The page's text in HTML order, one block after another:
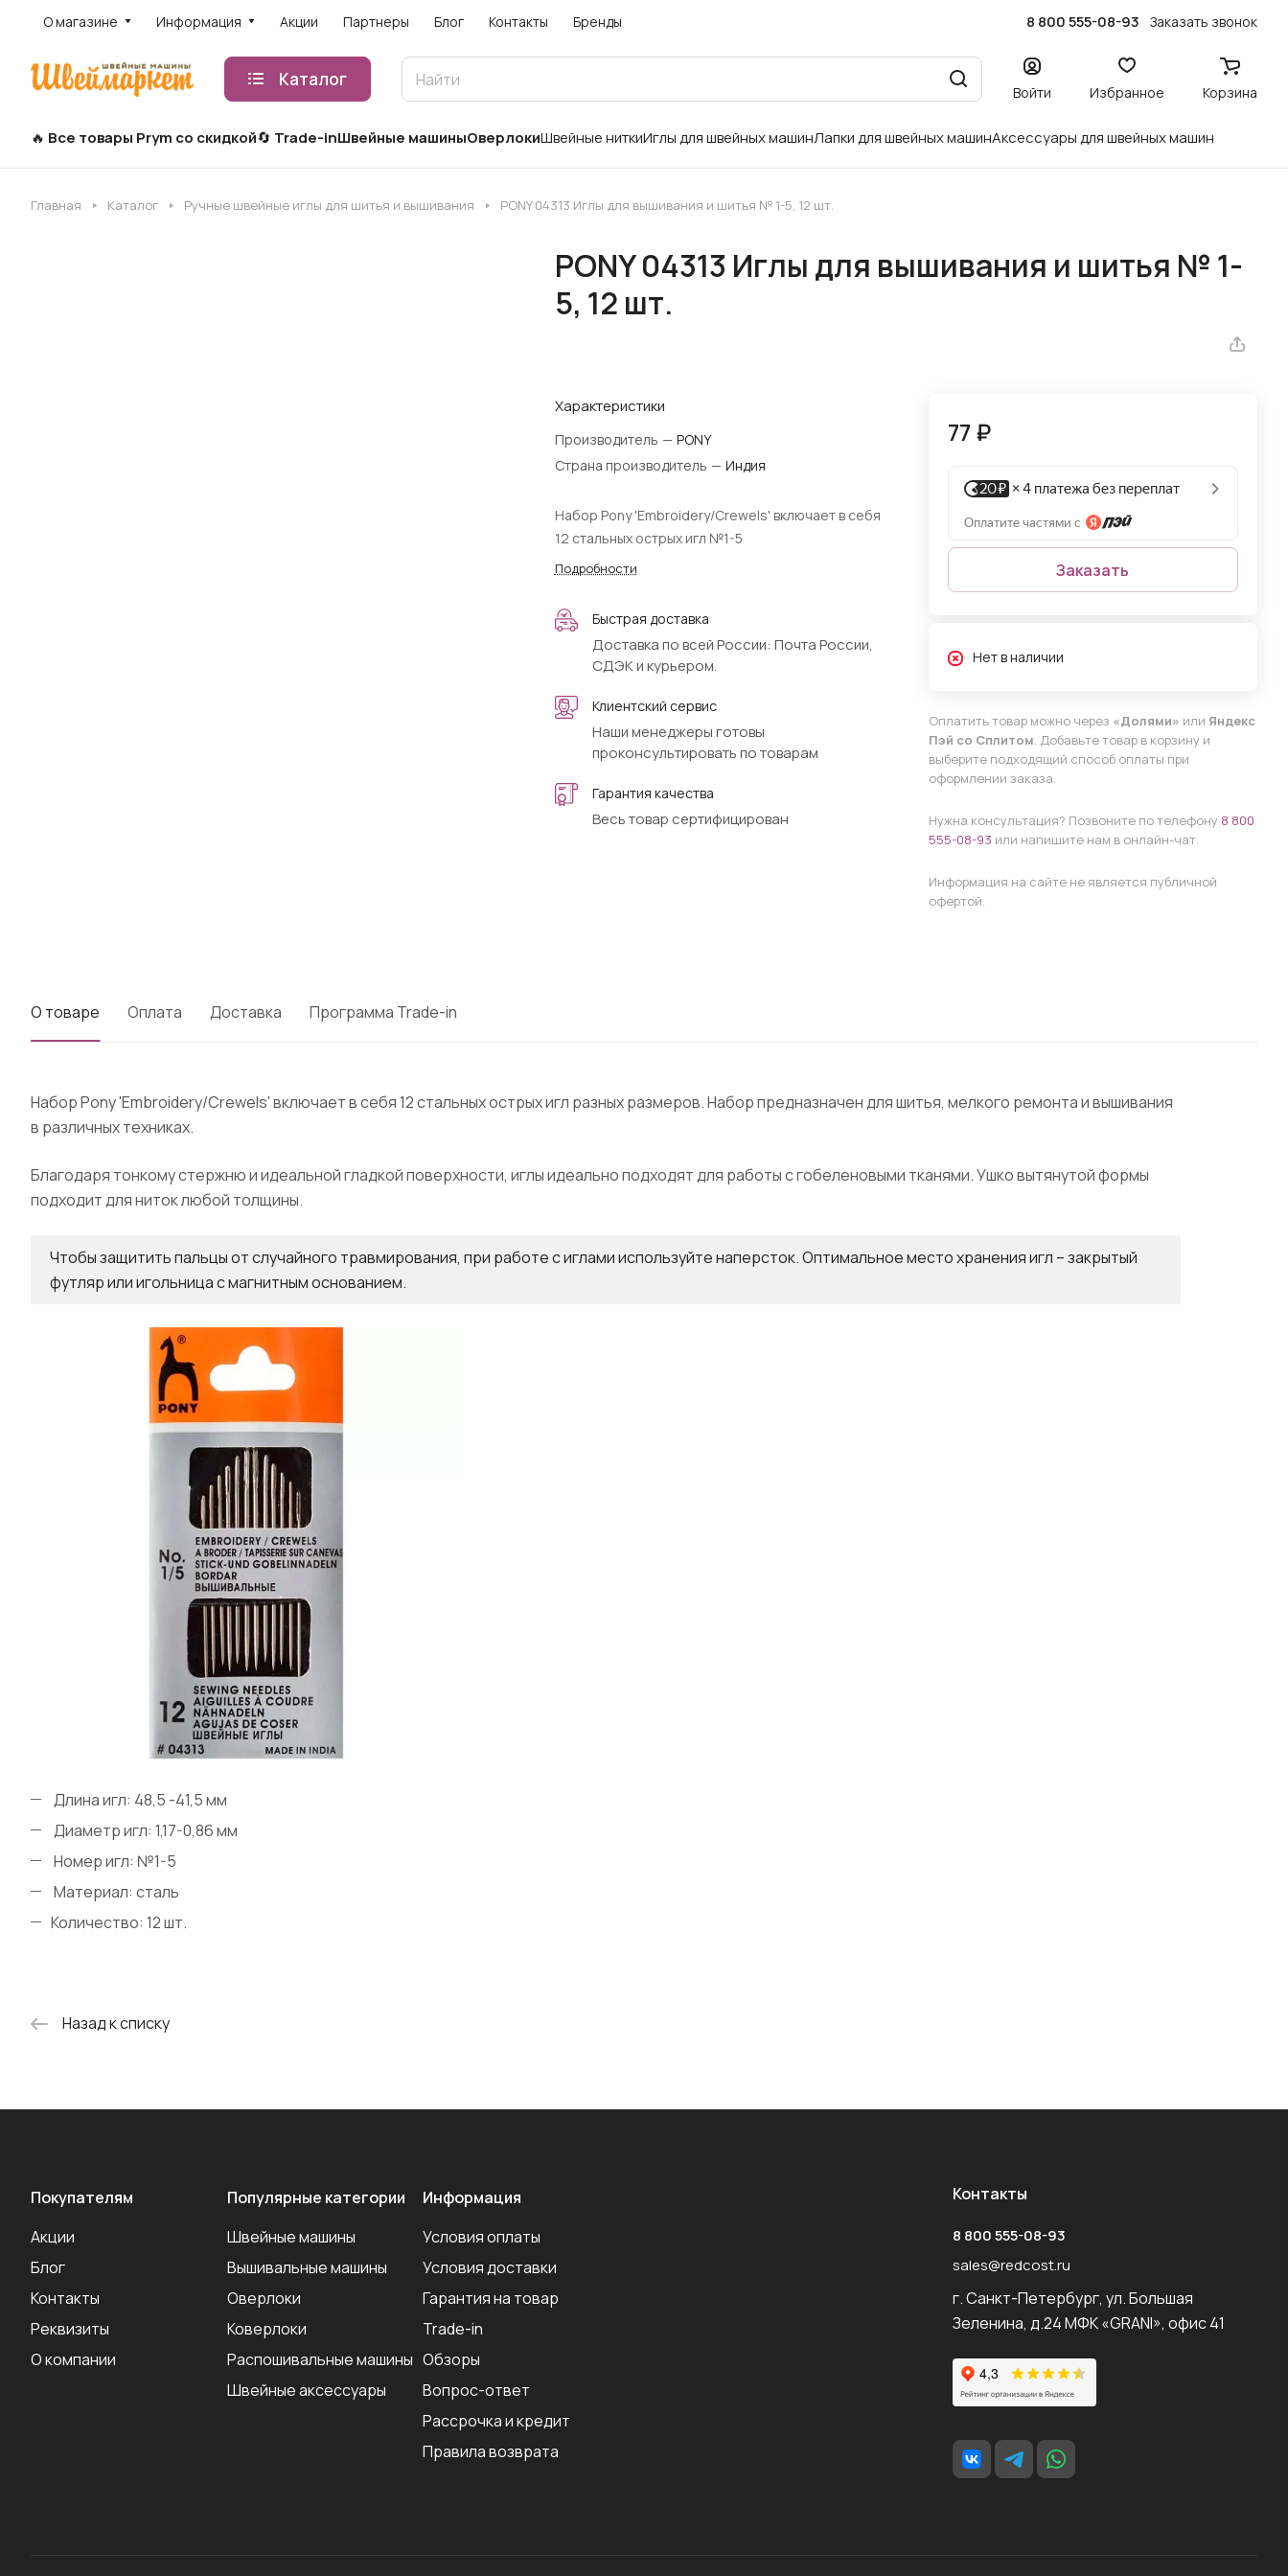
О магазине Информация Акции Партнеры Блог Контакты Бренды 8 800 555-08-93 Заказать звонок
Каталог
Войти Избранное Корзина
Все товары Prym со скидкой Trade-inШвейные машиныОверлокиШвейные ниткиИглы для швейных машинЛапки для швейных машинАксессуары для швейных машин
Главная Каталог Ручные швейные иглы для шитья и вышивания PONY 04313 Иглы для вышивания и шитья № 1-5, 12 шт.
PONY 04313 Иглы для вышивания и шитья № 1-
5, 12 шт.
Характеристики
Производитель — PONY
Страна производитель — Индия
Набор Pony 'Embroidery/Crewels' включает в себя
12 стальных острых игл №1-5
Подробности
Быстрая доставка
Доставка по всей России: Почта России,
СДЭК и курьером.
Клиентский сервис
Наши менеджеры готовы
проконсультировать по товарам
Гарантия качества
Весь товар сертифицирован
77 ₽
Заказать
Нет в наличии
Оплатить товар можно через «Долями» или Яндекс
Пэй со Сплитом. Добавьте товар в корзину и
выберите подходящий способ оплаты при
оформлении заказа.
Нужна консультация? Позвоните по телефону 8 800
555-08-93 или напишите нам в онлайн-чат.
Информация на сайте не является публичной
офертой.
О товаре Оплата Доставка Программа Trade-in
Набор Pony 'Embroidery/Crewels' включает в себя 12 стальных острых игл разных размеров. Набор предназначен для шитья, мелкого ремонта и вышивания
в различных техниках.
Благодаря тонкому стержню и идеальной гладкой поверхности, иглы идеально подходят для работы с гобеленовыми тканями. Ушко вытянутой формы
подходит для ниток любой толщины.
Чтобы защитить пальцы от случайного травмирования, при работе с иглами используйте наперсток. Оптимальное место хранения игл – закрытый
футляр или игольница с магнитным основанием.
Длина игл: 48,5 -41,5 мм
Диаметр игл: 1,17-0,86 мм
Номер игл: №1-5
Материал: сталь
Количество: 12 шт.
Назад к списку
Покупателям
Акции
Блог
Контакты
Реквизиты
О компании
Популярные категории
Швейные машины
Вышивальные машины
Оверлоки
Коверлоки
Распошивальные машины
Швейные аксеcсуары
Информация
Условия оплаты
Условия доставки
Гарантия на товар
Trade-in
Обзоры
Вопрос-ответ
Рассрочка и кредит
Правила возврата
Контакты
8 800 555-08-93
sales@redcost.ru
г. Санкт-Петербург, ул. Большая
Зеленина, д.24 МФК «GRANI», офис 41